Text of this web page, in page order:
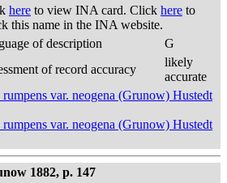
here to view INA card. Click here to
this name in the INA website.
of description
G
of record accuracy
likely
accurate
rumpens var. neogena (Grunow) Hustedt
rumpens var. neogena (Grunow) Hustedt
1882, p. 147